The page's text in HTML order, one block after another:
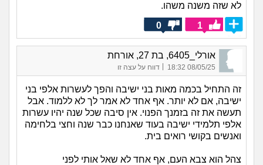
לא שזה משנה משהו.
1
0
אורלי_6405, בת 27, אורחת
08/05/25 18:32
| דווח על עצה זו
זה התחיל בכמה מאות בני ישיבה והפך לעשרות אלפי בני
ישיבה, אם לא יותר. אף אחד לא אמר לך לא ללמוד. אבל
תעשה את זה בזמנך הפנוי. אין סיבה שכל שנה יהיו עשרות
אלפי תלמידי ישיבה בעוד שאנחנו כבר שנה וחצי בלחימה
ואנשים בקושי רואים בית.
צהל הוא צבא העם, אף אחד לא שאל אותי לפני